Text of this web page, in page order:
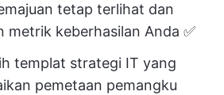
tetap terlihat dan
metrik keberhasilan Anda ✅️
templat strategi IT yang
pemetaan pemangku